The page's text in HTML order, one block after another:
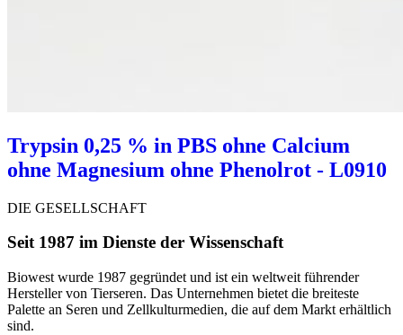
Trypsin 0,25 % in PBS ohne Calcium
ohne Magnesium ohne Phenolrot - L0910
DIE GESELLSCHAFT
Seit 1987 im Dienste der Wissenschaft
Biowest wurde 1987 gegründet und ist ein weltweit führender
Hersteller von Tierseren. Das Unternehmen bietet die breiteste
Palette an Seren und Zellkulturmedien, die auf dem Markt erhältlich
sind.